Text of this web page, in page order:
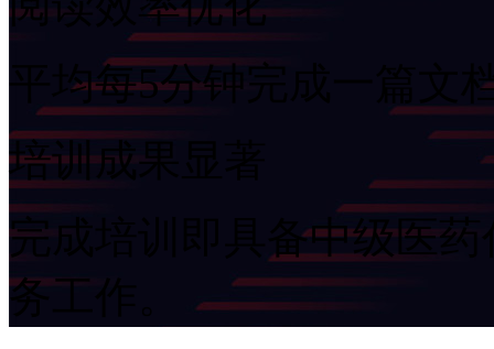
平均每5分钟完成一篇文
培训成果显著
完成培训即具备中级医药
务工作。